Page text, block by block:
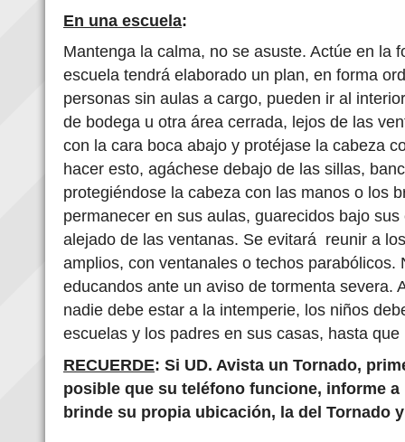
En una escuela:
Mantenga la calma, no se asuste. Actúe en la
escuela tendrá elaborado un plan, en forma
personas sin aulas a cargo, pueden ir al
de bodega u otra área cerrada, lejos de las
con la cara boca abajo y protéjase la cabeza
hacer esto, agáchese debajo de las sillas,
protegiéndose la cabeza con las manos o los
permanecer en sus aulas, guarecidos bajo
alejado de las ventanas. Se evitará reunir a
amplios, con ventanales o techos parabólicos.
educandos ante un aviso de tormenta severa.
nadie debe estar a la intemperie, los niños
escuelas y los padres en sus casas, hasta
RECUERDE: Si UD. Avista un Tornado,
posible que su teléfono funcione, informe
brinde su propia ubicación, la del Tornado